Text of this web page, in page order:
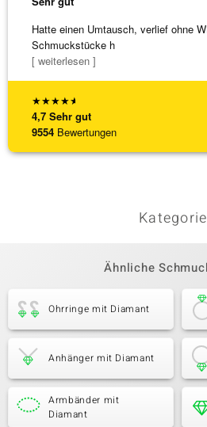
★★★★★
4,7 Sehr gut
9554 Bewertungen
Hatte einen Umtausch, verlief ohne
Schmuckstücke h
[ weiterlesen ]
Ähnliche
Ohrringe mit Diamant
Anhänger mit Diamant
Armbänder mit
Diamant